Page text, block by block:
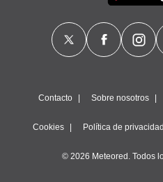
Contacto Sobre nosotros
Cookies Política de privacidad
© 2026 Meteored. Todos